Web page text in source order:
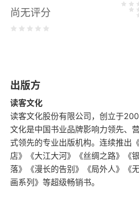
第三章 中西学术的界分与参较
第一节 严复的质力本体——宇
第四章 崇尚西化与否弃传统：现
第一节 陈独秀的激进主义中西文
第二节 胡适的实用主义哲学观和
第五章 嘉纳西学并护持传统：现
尚无评分
出版方
读客文化
读客文化股份有限公司，创立于
文化是中国书业品牌影响力领先、
式领先的专业出版机构。连续推出
店》《大江大河》《丝绸之路》《
落》《漫长的告别》《局外人》《
画系列》等超级畅销书。